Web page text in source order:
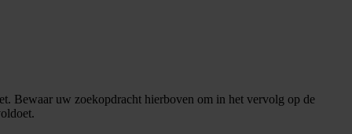
Bewaar uw zoekopdracht hierboven om in het vervolg op de